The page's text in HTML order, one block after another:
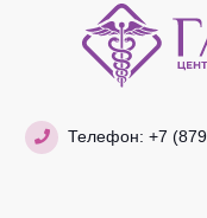
Телефон: +7